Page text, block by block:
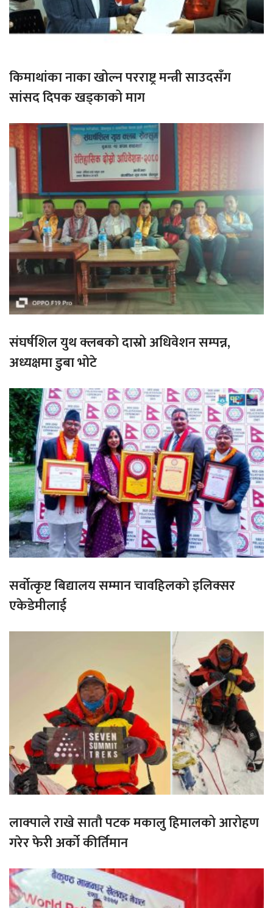
किमाथांका नाका खोल्न परराष्ट्र मन्त्री साउदसँग
सांसद दिपक खड्काको माग
संघर्षशिल युथ क्लबको दास्रो अधिवेशन सम्पन्न,
अध्यक्षमा डुबा भोटे
सर्वोत्कृष्ट बिद्यालय सम्मान चावहिलको इलिक्सर
एकेडेमीलाई
लाक्पाले राखे सातौ पटक मकालु हिमालको आरोहण
गरेर फेरी अर्को कीर्तिमान